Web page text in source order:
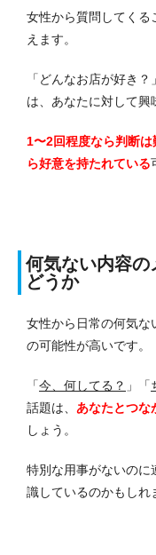
女性から質問してくる
えます。
「どんなお店が好き
は、あなたに対して興
1〜2回程度なら判断
ら好意を持たれている
何気ない内容の
どうか
女性から日常の何気な
の可能性が高いです。
「今、何してる？ 」「
話題は、 あなたとつな
しょう。
特別な用事がないのに
識しているのかもしれ